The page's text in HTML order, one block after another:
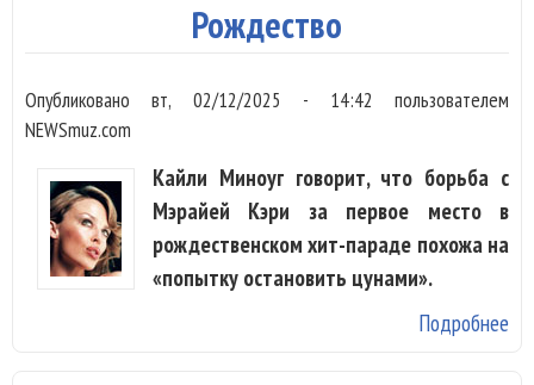
Рождество
Опубликовановт, 02/12/2025 - 14:42 пользователем
NEWSmuz.com
Кайли Миноуг говорит, что борьба с
Мэрайей Кэри за первое место в
рождественском хит-параде похожа на
«попытку остановить цунами».
Подробнее